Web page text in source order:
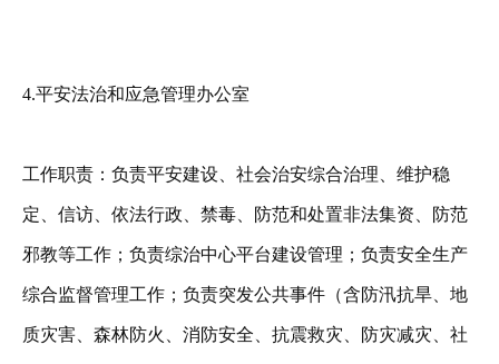
4.平安法治和应急管理办公室
工作职责：负责平安建设、社会治安综合治理、维护稳
定、信访、依法行政、禁毒、防范和处置非法集资、防范
邪教等工作；负责综治中心平台建设管理；负责安全生产
综合监督管理工作；负责突发公共事件（含防汛抗旱、地
质灾害、森林防火、消防安全、抗震救灾、防灾减灾、社